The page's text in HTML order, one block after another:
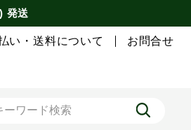
発送
い・送料について お問合せ